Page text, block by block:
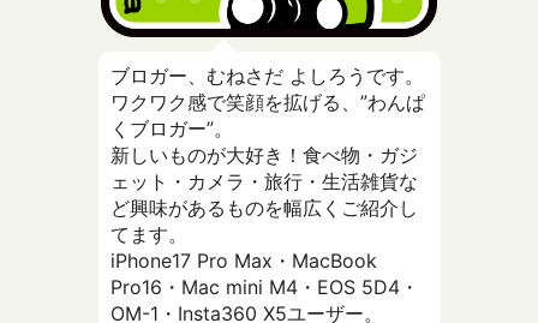
ブロガー、むねさだ よしろうです。
ワクワク感で笑顔を拡げる、”わんぱ
くブロガー”。
新しいものが大好き！食べ物・ガジ
ェット・カメラ・旅行・生活雑貨な
ど興味があるものを幅広くご紹介し
てます。
iPhone17 Pro Max・MacBook
Pro16・Mac mini M4・EOS 5D4・
OM-1・Insta360 X5ユーザー。